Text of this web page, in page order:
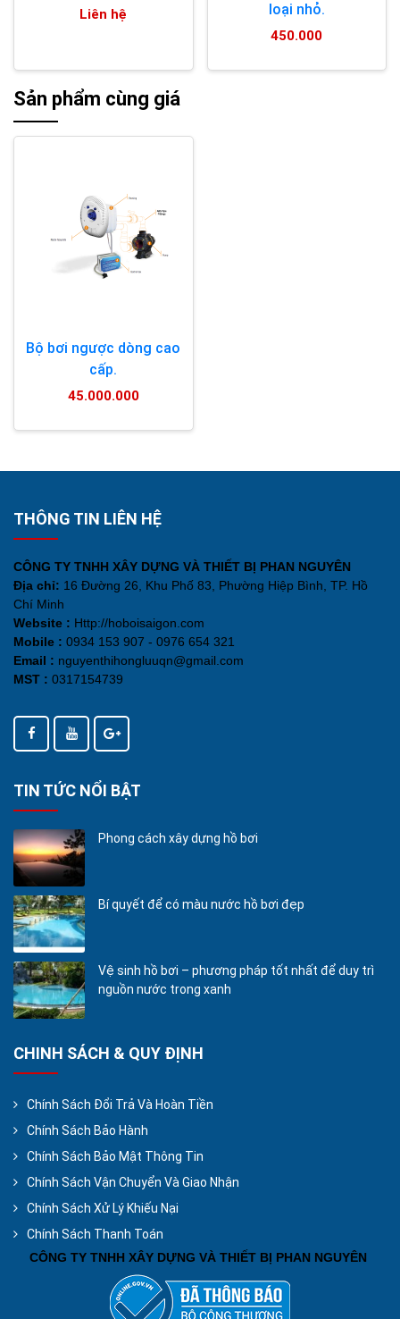
Liên hệ
loại nhỏ.
450.000
Sản phẩm cùng giá
Bộ bơi ngược dòng cao
cấp.
45.000.000
THÔNG TIN LIÊN HỆ
CÔNG TY TNHH XÂY DỰNG VÀ THIẾT BỊ PHAN NGUYÊN
Địa chỉ: 16 Đường 26, Khu Phố 83, Phường Hiệp Bình, TP. Hồ
Chí Minh
Website : Http://hoboisaigon.com
Mobile : 0934 153 907 - 0976 654 321
Email : nguyenthihongluuqn@gmail.com
MST : 0317154739
TIN TỨC NỔI BẬT
Phong cách xây dựng hồ bơi
Bí quyết để có màu nước hồ bơi đẹp
Vệ sinh hồ bơi – phương pháp tốt nhất để duy trì
nguồn nước trong xanh
CHINH SÁCH & QUY ĐỊNH
Chính Sách Đổi Trả Và Hoàn Tiền
Chính Sách Bảo Hành
Chính Sách Bảo Mật Thông Tin
Chính Sách Vận Chuyển Và Giao Nhận
Chính Sách Xử Lý Khiếu Nại
Chính Sách Thanh Toán
CÔNG TY TNHH XÂY DỰNG VÀ THIẾT BỊ PHAN NGUYÊN